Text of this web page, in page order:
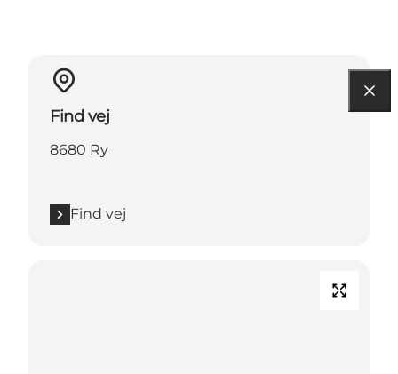
Find vej
8680 Ry
Find vej